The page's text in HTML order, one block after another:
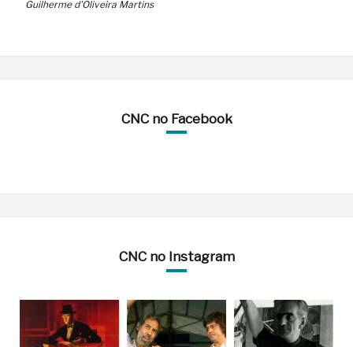
Guilherme d'Oliveira Martins
CNC no Facebook
CNC no Instagram